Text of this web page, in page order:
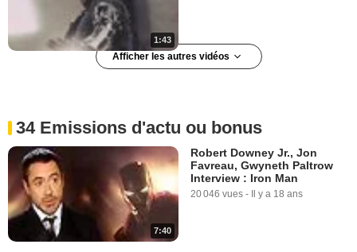
1:43
Afficher les autres vidéos
1:43
34 Emissions d'actu ou bonus
7:40
Robert Downey Jr., Jon
Favreau, Gwyneth Paltrow
Interview : Iron Man
20 046 vues - Il y a 18 ans